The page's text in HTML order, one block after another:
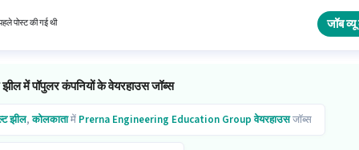
इस भूमिका के लिए उपयुक्त हैं। इंश्योरेंस, PF पद और कंपनी की नीतियों के अनुसार दिए जा सकते हैं।
पोस्ट की गई थी जॉब
में पॉपुलर कंपनियों के वेयरहाउस जॉब्स
झील,कोलकातामें Prerna Engineering Education Groupवेयरहाउसजॉब्स